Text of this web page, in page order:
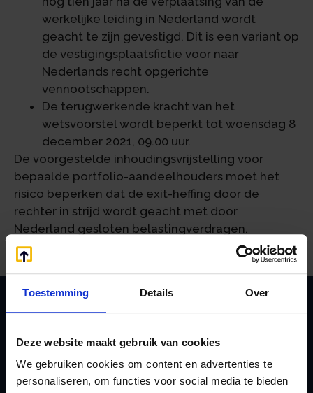
Toestemming Details Over
Deze website maakt gebruik van cookies
We gebruiken cookies om content en advertenties te
personaliseren, om functies voor social media te bieden
werkelijke leiding in Nederland wordt
geacht te zijn gevestigd. Dit is een variant op
de vestigingsplaatsfictie voor naar
Nederlands recht opgerichte
vennootschappen.
De terugwerkende kracht van het
wetsvoorstel wordt beperkt tot woensdag 8
december 2021, 09.00 uur.
De voorgestelde inhoudingsvrijstelling voor
bepaalde portfolio-aandeelhouders moet het
risico beperken dat de exit-heffing door de
rechter in strijd wordt geacht met door
Nederland gesloten belastingverdragen.